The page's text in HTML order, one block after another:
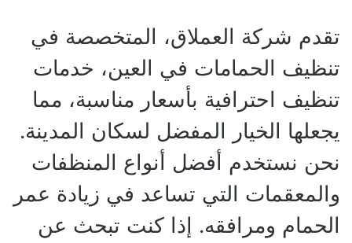
تقدم شركة العملاق، المتخصصة في
تنظيف الحمامات في العين، خدمات
تنظيف احترافية بأسعار مناسبة، مما
يجعلها الخيار المفضل لسكان المدينة.
نحن نستخدم أفضل أنواع المنظفات
والمعقمات التي تساعد في زيادة عمر
الحمام ومرافقه. إذا كنت تبحث عن